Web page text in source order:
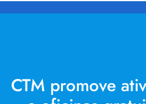
CTM promove